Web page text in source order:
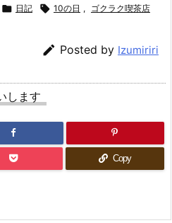
 日記  10の日 , ゴクラク喫茶店
 Posted by Izumiriri
します
Copy